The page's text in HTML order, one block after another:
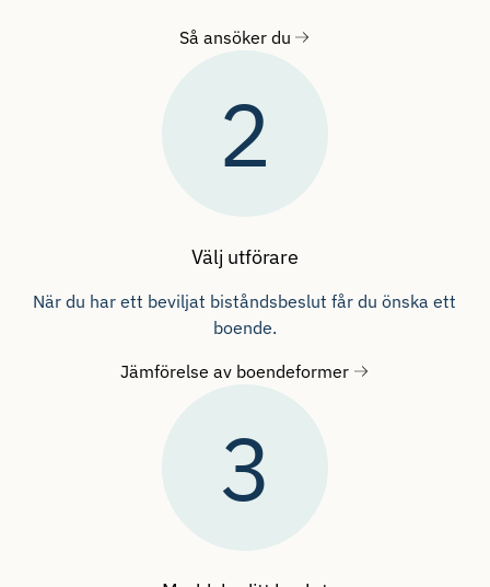
Så ansöker du
2
Välj utförare
När du har ett beviljat biståndsbeslut får du önska ett
boende.
Jämförelse av boendeformer
3